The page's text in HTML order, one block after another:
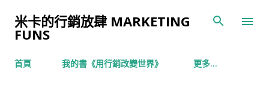
米卡的行銷放肆 MARKETING
FUNS
首頁 我的書《用行銷改變世界》 更多…